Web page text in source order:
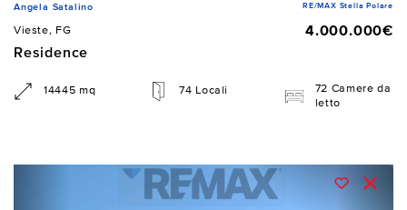
Angela Satalino RE/MAX Stella Polare
Vieste, FG
4.000.000€
Residence
14445 mq 74 Locali
72 Camere da
letto